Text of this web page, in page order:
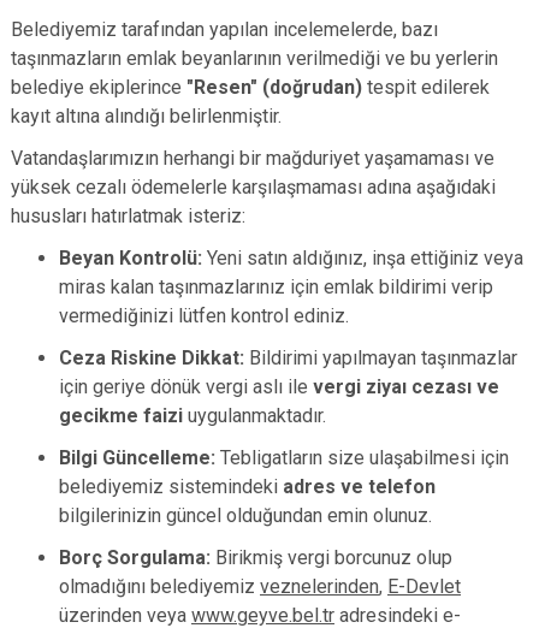
Belediyemiz tarafından yapılan incelemelerde, bazı
taşınmazların emlak beyanlarının verilmediği ve bu yerlerin
belediye ekiplerince "Resen" (doğrudan) tespit edilerek
kayıt altına alındığı belirlenmiştir.
Vatandaşlarımızın herhangi bir mağduriyet yaşamaması ve
yüksek cezalı ödemelerle karşılaşmaması adına aşağıdaki
hususları hatırlatmak isteriz:
Beyan Kontrolü: Yeni satın aldığınız, inşa ettiğiniz veya
miras kalan taşınmazlarınız için emlak bildirimi verip
vermediğinizi lütfen kontrol ediniz.
Ceza Riskine Dikkat: Bildirimi yapılmayan taşınmazlar
için geriye dönük vergi aslı ile vergi ziyaı cezası ve
gecikme faizi uygulanmaktadır.
Bilgi Güncelleme: Tebligatların size ulaşabilmesi için
belediyemiz sistemindeki adres ve telefon
bilgilerinizin güncel olduğundan emin olunuz.
Borç Sorgulama: Birikmiş vergi borcunuz olup
olmadığını belediyemiz veznelerinden, E-Devlet
üzerinden veya www.geyve.bel.tr adresindeki e-